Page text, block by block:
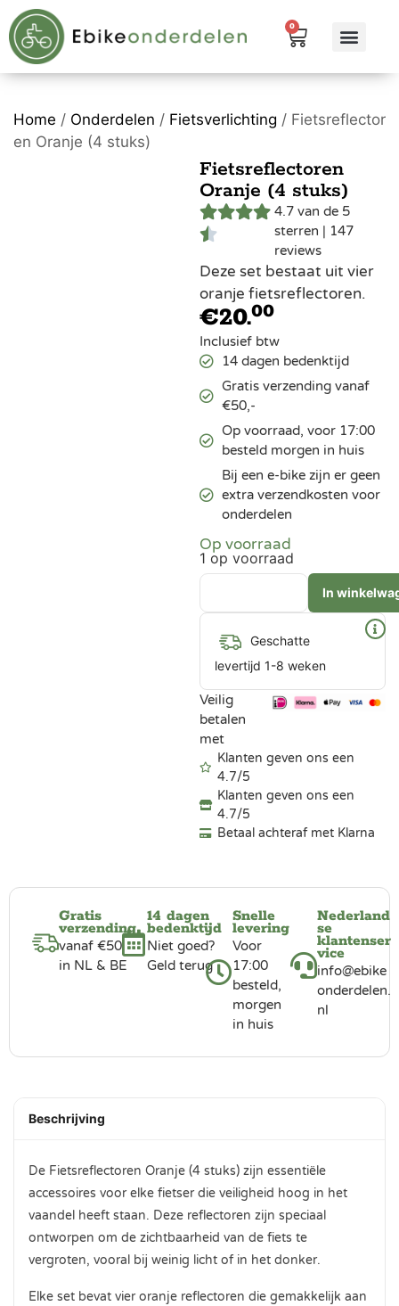
0
Home / Onderdelen / Fietsverlichting / Fietsreflector
en Oranje (4 stuks)
Fietsreflectoren
Oranje (4 stuks)
4.7 van de 5
sterren | 147
reviews
Deze set bestaat uit vier
oranje fietsreflectoren.
€20.00
Inclusief btw
14 dagen bedenktijd
Gratis verzending vanaf
€50,-
Op voorraad, voor 17:00
besteld morgen in huis
Bij een e-bike zijn er geen
extra verzendkosten voor
onderdelen
Op voorraad
1 op voorraad
In
Geschatte
levertijd 1-8 weken
Veilig
betalen
met
Klanten geven ons een
4.7/5
Klanten geven ons een
4.7/5
Betaal achteraf met Klarna
Gratis
verzending
vanaf €50
in NL & BE
14 dagen
bedenktijd
Niet goed?
Geld terug
Snelle
levering
Voor
17:00
besteld,
morgen
in huis
Nederland
se
klantenser
vice
info@ebike
onderdelen.
nl
Beschrijving
De Fietsreflectoren Oranje (4 stuks) zijn essentiële
accessoires voor elke fietser die veiligheid hoog in het
vaandel heeft staan. Deze reflectoren zijn speciaal
ontworpen om de zichtbaarheid van de fiets te
vergroten, vooral bij weinig licht of in het donker.
Elke set bevat vier oranje reflectoren die gemakkelijk aan